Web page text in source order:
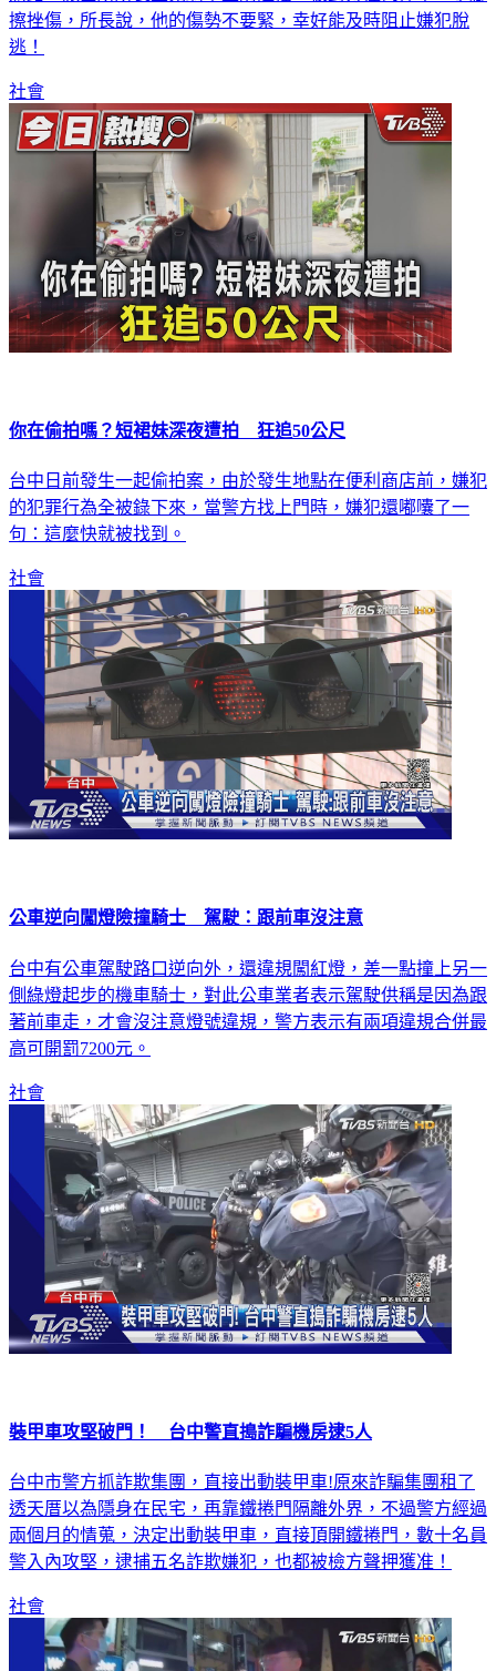
擦挫傷，所長說，他的傷勢不要緊，幸好能及時阻止嫌犯脫
逃！
社會
你在偷拍嗎？短裙妹深夜遭拍 狂追50公尺
台中日前發生一起偷拍案，由於發生地點在便利商店前，嫌犯
的犯罪行為全被錄下來，當警方找上門時，嫌犯還嘟囔了一
句：這麼快就被找到。
社會
公車逆向闖燈險撞騎士 駕駛：跟前車沒注意
台中有公車駕駛路口逆向外，還違規闖紅燈，差一點撞上另一
側綠燈起步的機車騎士，對此公車業者表示駕駛供稱是因為跟
著前車走，才會沒注意燈號違規，警方表示有兩項違規合併最
高可開罰7200元。
社會
裝甲車攻堅破門！ 台中警直搗詐騙機房逮5人
台中市警方抓詐欺集團，直接出動裝甲車!原來詐騙集團租了
透天厝以為隱身在民宅，再靠鐵捲門隔離外界，不過警方經過
兩個月的情蒐，決定出動裝甲車，直接頂開鐵捲門，數十名員
警入內攻堅，逮捕五名詐欺嫌犯，也都被檢方聲押獲准！
社會